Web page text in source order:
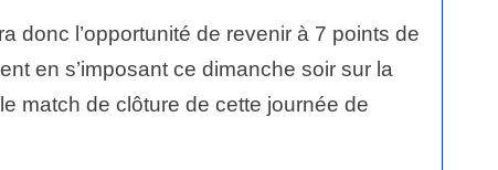
donc l’opportunité de revenir à 7 points de
en s’imposant ce dimanche soir sur la
match de clôture de cette journée de